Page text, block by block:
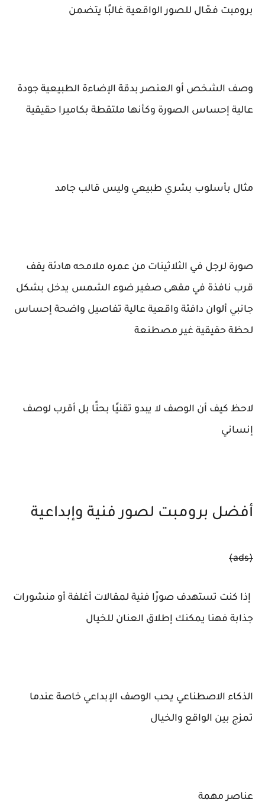
برومبت فعّال للصور الواقعية غالبًا يتضمن
وصف الشخص أو العنصر بدقة الإضاءة الطبيعية جودة
عالية إحساس الصورة وكأنها ملتقطة بكاميرا حقيقية
مثال بأسلوب بشري طبيعي وليس قالب جامد
صورة لرجل في الثلاثينات من عمره ملامحه هادئة يقف
قرب نافذة في مقهى صغير ضوء الشمس يدخل بشكل
جانبي ألوان دافئة واقعية عالية تفاصيل واضحة إحساس
لحظة حقيقية غير مصطنعة
لاحظ كيف أن الوصف لا يبدو تقنيًا بحتًا بل أقرب لوصف
إنساني
أفضل برومبت لصور فنية وإبداعية
(ads)
إذا كنت تستهدف صورًا فنية لمقالات أغلفة أو منشورات
جذابة فهنا يمكنك إطلاق العنان للخيال
الذكاء الاصطناعي يحب الوصف الإبداعي خاصة عندما
تمزج بين الواقع والخيال
عناصر مهمة